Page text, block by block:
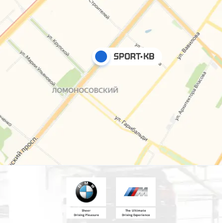
Sheer
Driving Pleasure
The Ultimate
Driving Experience